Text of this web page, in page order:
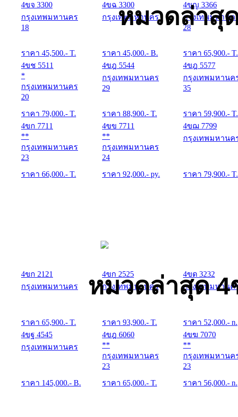
หมวดล่าสุ
4ขจ 3300
กรุงเทพมหานคร
18
ราคา 45,500.- T.
4ขฉ 3300
กรุงเทพมหานคร
ราคา 45,000.- B.
4ขญ 3366
กรุงเทพมหานค
28
ราคา 65,900.- T.
4ขช 5511
*
กรุงเทพมหานคร
20
ราคา 79,000.- T.
4ขฎ 5544
กรุงเทพมหานคร
29
ราคา 88,900.- T.
4ขฎ 5577
กรุงเทพมหานค
35
ราคา 59,900.- T.
4ขก 7711
**
กรุงเทพมหานคร
23
ราคา 66,000.- T.
4ขข 7711
**
กรุงเทพมหานคร
24
ราคา 92,000.- py.
4ขฌ 7799
กรุงเทพมหานค
ราคา 79,900.- T.
หมวดล่าสุด
4ขก 2121
กรุงเทพมหานคร
ราคา 65,900.- T.
4ขก 2525
กรุงเทพมหานคร
ราคา 93,900.- T.
4ขด 3232
กรุงเทพมหานค
ราคา 52,000.- n.
4ขฐ 4545
กรุงเทพมหานคร
ราคา 145,000.- B.
4ขฎ 6060
**
กรุงเทพมหานคร
23
ราคา 65,000.- T.
4ขฆ 7070
**
กรุงเทพมหานค
23
ราคา 56,000.- n.